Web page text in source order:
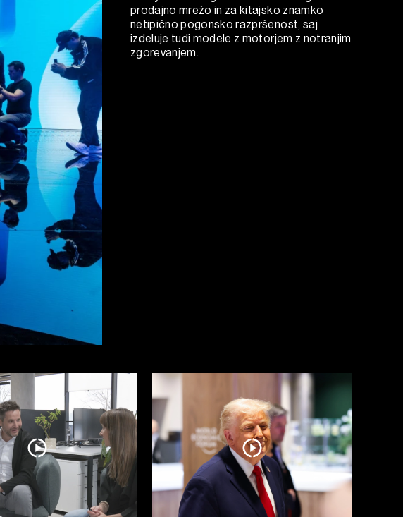
prodajno mrežo in za kitajsko znamko
netipično pogonsko razpršenost, saj
izdeluje tudi modele z motorjem z notranjim
zgorevanjem.